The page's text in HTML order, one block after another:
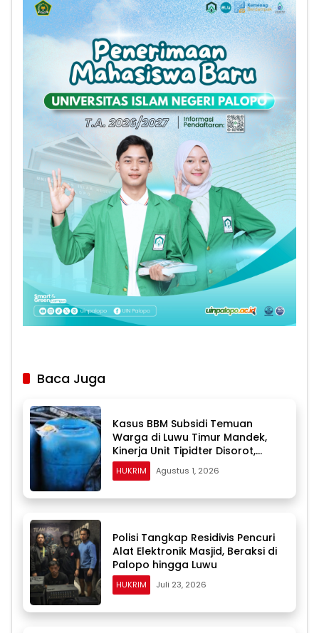
Baca Juga
Kasus BBM Subsidi Temuan
Warga di Luwu Timur Mandek,
Kinerja Unit Tipidter Disorot,
Paminal Diminta Turun Tangan
HUKRIM Agustus 1, 2026
Polisi Tangkap Residivis Pencuri
Alat Elektronik Masjid, Beraksi di
Palopo hingga Luwu
HUKRIM Juli 23, 2026